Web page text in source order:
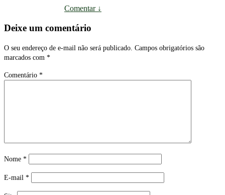
Comentar ↓
Deixe um comentário
O seu endereço de e-mail não será publicado. Campos obrigatórios são
marcados com *
Comentário *
Nome *
E-mail *